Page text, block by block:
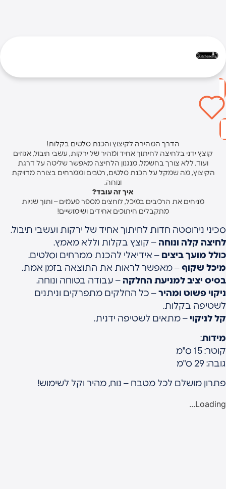
הדרך המהירה לקיצוץ והכנת סלטים בקלות!
קוצץ ידני בלחיצה לחיתוך אחיד ומהיר של ירקות, עשבי תיבול, אגוזים
ועוד, ללא צורך בחשמל. מנגנון הלחיצה מאפשר שליטה על דרגת
הקיצוץ, מה שמקל על הכנת סלטים, רטבים וממרחים בצורה מדויקת
ונוחה.
איך זה עובד?
מניחים את הרכיבים במיכל, לוחצים מספר פעמים – ותוך שניות
מתקבלים חיתוכים אחידים ושימושיים!
סכיני נירוסטה חדות לחיתוך אחיד של ירקות ועשבי תיבול.
לחיצה קלה ונוחה – קוצץ בקלות וללא מאמץ.
כולל מועך ביצים – אידיאלי להכנת ממרחים וסלטים.
מיכל שקוף– מאפשר לראות את התוצאה בזמן אמת.
בסיס יציב למניעת החלקה – עבודה בטוחה ונוחה.
ניקוי פשוט ומהיר– כל החלקים מתפרקים וניתנים
לשטיפה בקלות.
קל לניקוי – מתאים לשטיפה ידנית.
מידות:
קוטר: 15 ס"מ
גובה: 29 ס"מ
פתרון מושלם לכל מטבח – נוח, מהיר וקל לשימוש!
Loading...